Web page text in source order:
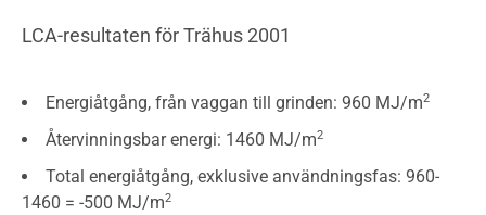
LCA-resultaten för Trähus 2001
Energiåtgång, från vaggan till grinden: 960 MJ/m2
Återvinningsbar energi: 1460 MJ/m2
Total energiåtgång, exklusive användningsfas: 960-
1460 = -500 MJ/m2